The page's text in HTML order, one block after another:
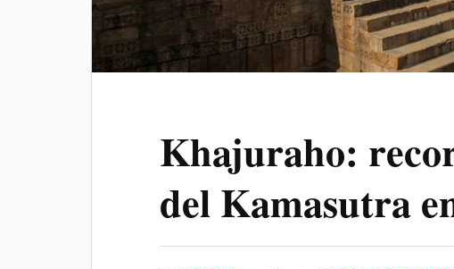
Khajuraho:
del Kamasutra